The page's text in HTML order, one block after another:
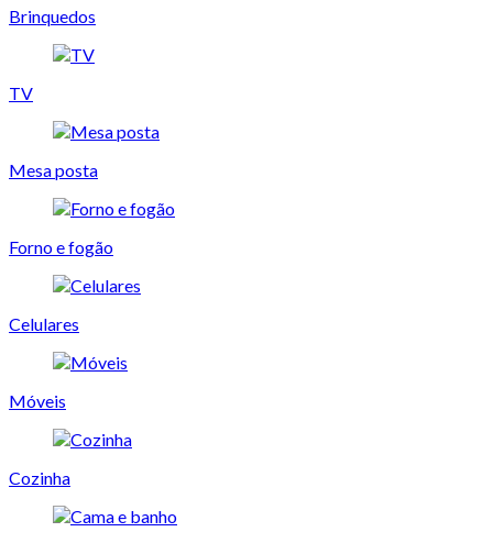
Brinquedos
TV
Mesa posta
Forno e fogão
Celulares
Móveis
Cozinha